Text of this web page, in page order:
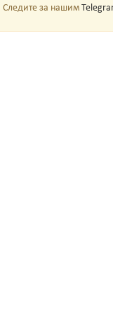
Следите за нашим